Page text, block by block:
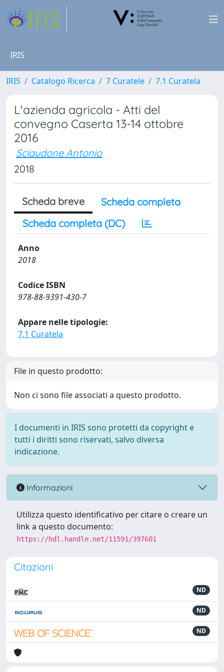
IRIS
IRIS Catalogo Ricerca 7 Curatele 7.1 Curatela
L'azienda agricola - Atti del
convegno Caserta 13-14 ottobre
2016
Sciaudone Antonio
2018
Scheda breve
Scheda completa
Scheda completa (DC)
Anno
2018
Codice ISBN
978-88-9391-430-7
Appare nelle tipologie:
7.1 Curatela
File in questo prodotto:
Non ci sono file associati a questo prodotto.
I documenti in IRIS sono protetti da copyright e
tutti i diritti sono riservati, salvo diversa
indicazione.
Informazioni
Utilizza questo identificativo per citare o creare un
link a questo documento:
https://hdl.handle.net/11591/397601
Citazioni
ND
ND
ND